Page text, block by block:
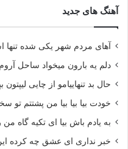
آهنگ های جدید
آهای مردم شهر یکی شده تنها
دلم یه بارون میخواد ساحل
حال بد تنهاییامو از چایی
خودت بیا بیا بیا من پشتتم تو
به یادم باش بیا ای تکیه گاه من
خبر نداری ای عشق چه کرده